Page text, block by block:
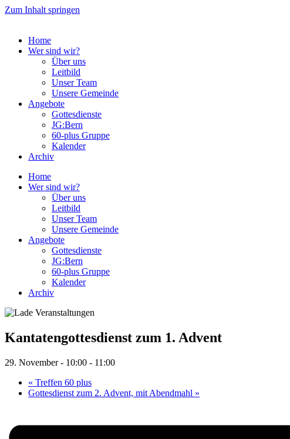
Zum Inhalt springen
Home
Wer sind wir?
Über uns
Leitbild
Unser Team
Unsere Gemeinde
Angebote
Gottesdienste
JG:Bern
60-plus Gruppe
Kalender
Archiv
Home
Wer sind wir?
Über uns
Leitbild
Unser Team
Unsere Gemeinde
Angebote
Gottesdienste
JG:Bern
60-plus Gruppe
Kalender
Archiv
Kantatengottesdienst zum 1. Advent
29. November - 10:00 - 11:00
« Treffen 60 plus
Gottesdienst zum 2. Advent, mit Abendmahl »